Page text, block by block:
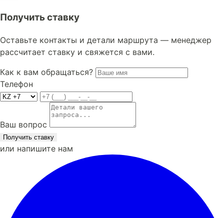
Получить ставку
Оставьте контакты и детали маршрута — менеджер
рассчитает ставку и свяжется с вами.
Как к вам обращаться?
Телефон
Ваш вопрос
Получить ставку
или напишите нам